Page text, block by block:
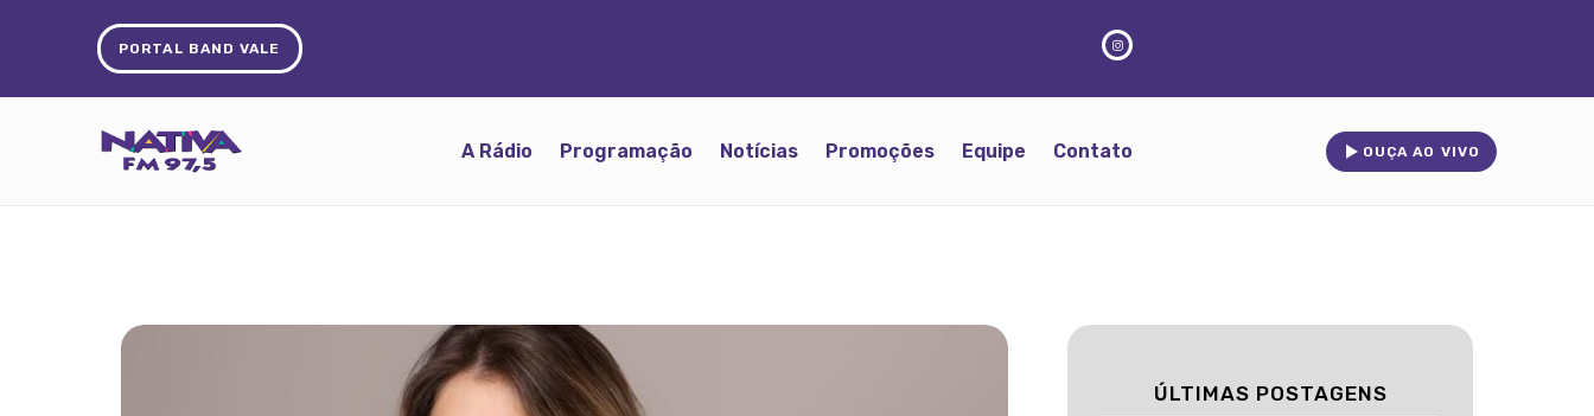
PORTAL BAND VALE
A Rádio Programação Notícias Promoções Equipe Contato OUÇA AO VIVO
ÚLTIMAS POSTAGENS